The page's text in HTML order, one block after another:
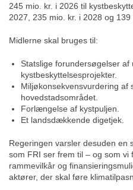
245 mio. kr. i 2026 til
2027, 235 mio. kr. i 2028 og 139
Midlerne skal bruges til:
Statslige forundersøgelser af
kystbeskyttelsesprojekter.
Miljøkonsekvensvurdering af
hovedstadsområdet.
Forlængelse af kystpuljen.
Et landsdækkende digetjek.
Regeringen varsler desuden en
som FRI ser frem til – og som vi
rammevilkår og
aktører, der skal føre